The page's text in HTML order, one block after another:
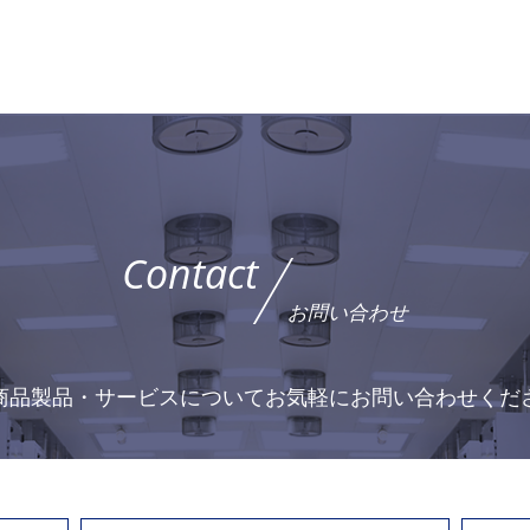
Contact
お問い合わせ
品製品・サービスについてお気軽にお問い合わせくだ